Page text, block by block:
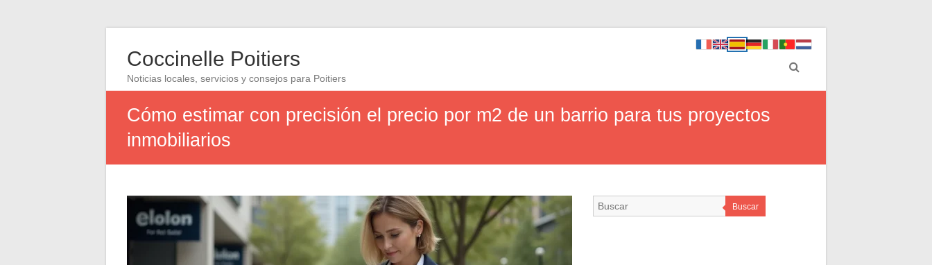
Coccinelle Poitiers
Noticias locales, servicios y consejos para Poitiers
Cómo estimar con precisión el precio por m2 de un barrio para tus proyectos
inmobiliarios
Buscar